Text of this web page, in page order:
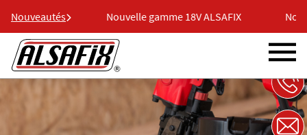
Nouveautés
ALSAFIX Nouvelle gamme 18V ALSAFIX